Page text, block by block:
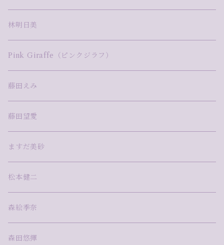
林明日美
Pink Giraffe（ピンクジラフ）
藤田えみ
藤田望愛
ますだ美砂
松本健二
森絵季奈
森田悠揮